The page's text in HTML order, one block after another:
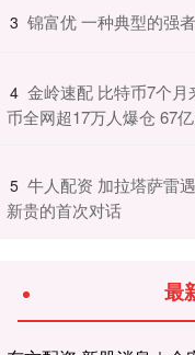
3 锦富优 一种典型的强
4 金岭速配 比特币7个
币全网超17万人爆仓 67
5 牛人配资 加拉塔萨雷
新贵的首次对话
最